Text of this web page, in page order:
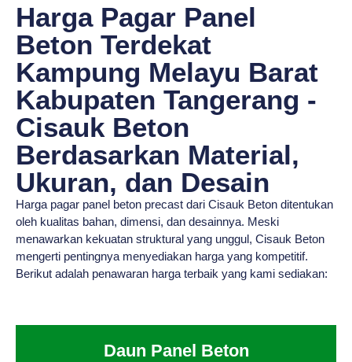
Harga Pagar Panel
Beton Terdekat
Kampung Melayu Barat
Kabupaten Tangerang -
Cisauk Beton
Berdasarkan Material,
Ukuran, dan Desain
Harga pagar panel beton precast dari Cisauk Beton ditentukan
oleh kualitas bahan, dimensi, dan desainnya. Meski
menawarkan kekuatan struktural yang unggul, Cisauk Beton
mengerti pentingnya menyediakan harga yang kompetitif.
Berikut adalah penawaran harga terbaik yang kami sediakan:
Daun Panel Beton